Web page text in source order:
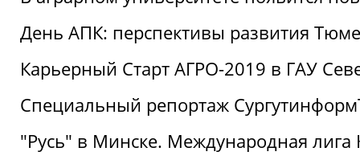
День АПК: перспективы развития
Карьерный Старт АГРО-2019 в ГАУ
Специальный репортаж
"Русь" в Минске. Международная